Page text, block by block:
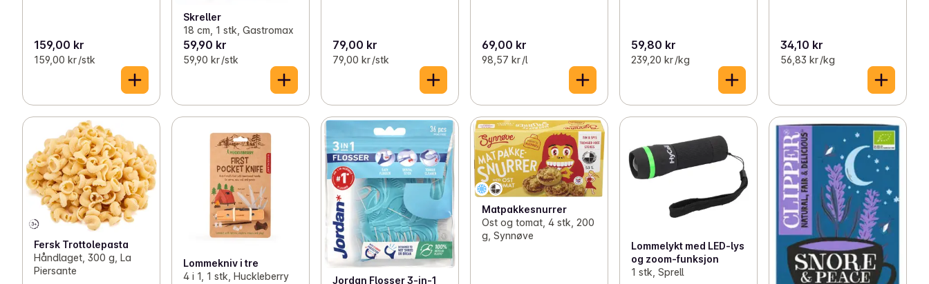
159,00 kr
159,00 kr /stk
Skreller
18 cm, 1 stk, Gastromax
59,90 kr
59,90 kr /stk
79,00 kr
79,00 kr /stk
69,00 kr
98,57 kr /l
59,80 kr
239,20 kr /kg
34,10 kr
56,83 kr /kg
Fersk Trottolepasta
Håndlaget, 300 g, La
Piersante
Lommekniv i tre
4 i 1, 1 stk, Huckleberry
Jordan Flosser 3-in-1
Matpakkesnurrer
Ost og tomat, 4 stk, 200
g, Synnøve
Lommelykt med LED-lys
og zoom-funksjon
1 stk, Sprell